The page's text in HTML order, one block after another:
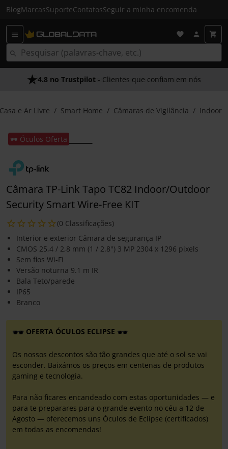
BlogMarcasSuporteContatosSeguir a minha encomenda
4.8 no Trustpilot - Clientes que confiam em nós
Casa e Ar Livre Smart Home Câmaras de Vigilância Indoor
🕶️ Óculos Oferta
Câmara TP-Link Tapo TC82 Indoor/Outdoor
Security Smart Wire-Free KIT
(0 Classificações)
Interior e exterior Câmara de segurança IP
CMOS 25,4 / 2,8 mm (1 / 2.8") 3 MP 2304 x 1296 pixels
Sem fios Wi-Fi
Versão noturna 9.1 m IR
Bala Teto/parede
IP65
Branco
OFERTA ÓCULOS ECLIPSE
Os nossos descontos são tão grandes que até o sol se vai
esconder. Baixámos os preços em centenas de produtos
gaming e tecnologia.
Para não ficares encandeado com estas oportunidades — e
para te preparares para o grande evento no céu a 12 de
Agosto — oferecemos uns Óculos de Eclipse (certificados)
em todas as encomendas!